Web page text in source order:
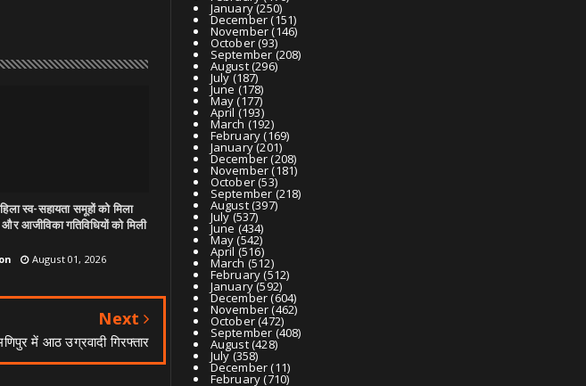
स्व-सहायता समूहों को मिला
आजीविका गतिविधियों को मिली
August 01, 2026
Next
में आठ उग्रवादी गिरफ्तार
January(250)
December(151)
November(146)
October(93)
September(208)
August(296)
July(187)
June(178)
May(177)
April (193)
March (192)
February(169)
January(201)
December(208)
November(181)
October(53)
September(218)
August(397)
July(537)
June(434)
May(542)
April (516)
March (512)
February(512)
January(592)
December(604)
November(462)
October(472)
September (408)
August(428)
July(358)
December(11)
February(710)